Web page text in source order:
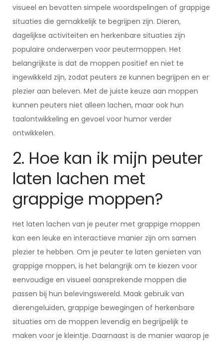
visueel en bevatten simpele woordspelingen of grappige
situaties die gemakkelijk te begrijpen zijn. Dieren,
dagelijkse activiteiten en herkenbare situaties zijn
populaire onderwerpen voor peutermoppen. Het
belangrijkste is dat de moppen positief en niet te
ingewikkeld zijn, zodat peuters ze kunnen begrijpen en er
plezier aan beleven. Met de juiste keuze aan moppen
kunnen peuters niet alleen lachen, maar ook hun
taalontwikkeling en gevoel voor humor verder
ontwikkelen.
2. Hoe kan ik mijn peuter
laten lachen met
grappige moppen?
Het laten lachen van je peuter met grappige moppen
kan een leuke en interactieve manier zijn om samen
plezier te hebben. Om je peuter te laten genieten van
grappige moppen, is het belangrijk om te kiezen voor
eenvoudige en visueel aansprekende moppen die
passen bij hun belevingswereld. Maak gebruik van
dierengeluiden, grappige bewegingen of herkenbare
situaties om de moppen levendig en begrijpelijk te
maken voor je kleintje. Daarnaast is de manier waarop je